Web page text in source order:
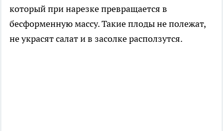
который при нарезке превращается в
бесформенную массу. Такие плоды не полежат,
не украсят салат и в засолке расползутся.